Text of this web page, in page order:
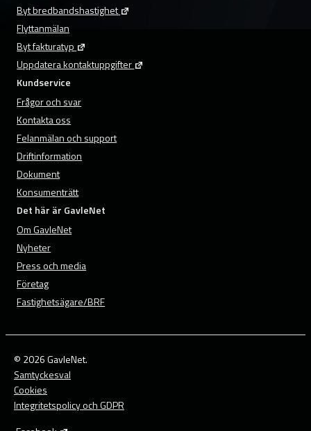
Byt bredbandshastighet
Flyttanmälan
Byt fakturatyp
Uppdatera kontaktuppgifter
Kundservice
Frågor och svar
Kontakta oss
Felanmälan och support
Driftinformation
Dokument
Konsumenträtt
Det här är GavleNet
Om GavleNet
Nyheter
Press och media
Företag
Fastighetsägare/BRF
© 2026 GavleNet.
Samtyckesval
Cookies
Integritetspolicy och GDPR